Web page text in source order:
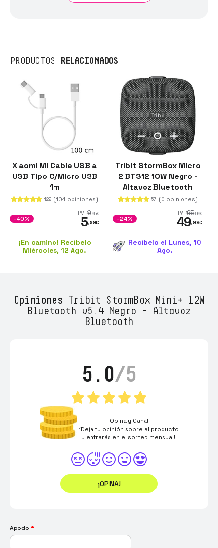
PRODUCTOS RELACIONADOS
Xiaomi Mi Cable USB a
USB Tipo C/Micro USB
1m
122 (104 opiniones)
PVR9,95€
5,99€
-40%
¡En camino! Recíbelo
Miércoles, 12 Ago.
Tribit StormBox Micro
2 BTS12 10W Negro -
Altavoz Bluetooth
57 (0 opiniones)
PVR65,99€
49,99€
-24%
Recíbelo el Lunes, 10
Ago.
Opiniones Tribit StormBox Mini+ 12W
Bluetooth v5.4 Negro - Altavoz
Bluetooth
5.0/5
¡Opina y Gana!
¡Deja tu opinión sobre el producto
y entrarás en el sorteo mensual!
¡OPINA!
Apodo *